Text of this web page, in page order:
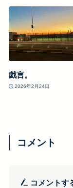
戯言。
2026年2月24日
コメント
コメントす